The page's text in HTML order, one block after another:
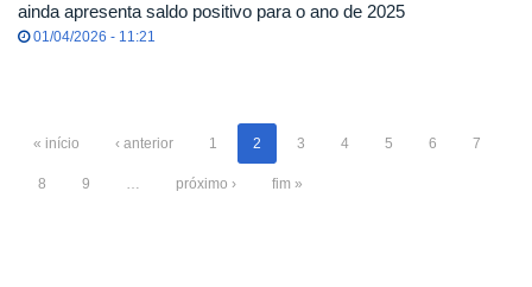
ainda apresenta saldo positivo para o ano de 2025
01/04/2026 - 11:21
« início ‹ anterior 1 2 3 4 5 6 7
8 9 … próximo › fim »